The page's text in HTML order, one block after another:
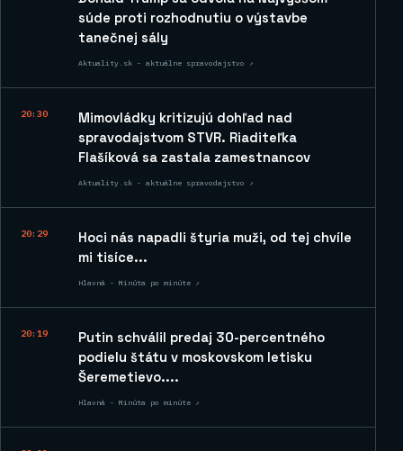
súde proti rozhodnutiu o výstavbe
tanečnej sály
Aktuality.sk - aktuálne spravodajstvo ↗
20:30
Mimovládky kritizujú dohľad nad
spravodajstvom STVR. Riaditeľka
Flašíková sa zastala zamestnancov
Aktuality.sk - aktuálne spravodajstvo ↗
20:29
Hoci nás napadli štyria muži, od tej chvíle
mi tisíce...
Hlavná - Minúta po minúte ↗
20:19
Putin schválil predaj 30-percentného
podielu štátu v moskovskom letisku
Šeremetievo....
Hlavná - Minúta po minúte ↗